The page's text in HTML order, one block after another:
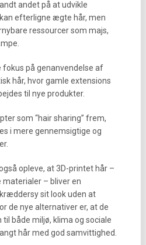
andet på at udvikle
efterligne ægte hår, men
ressourcer som majs,
fokus på genanvendelse af
hår, hvor gamle extensions
til nye produkter.
som “hair sharing” frem,
i mere gennemsigtige og
opleve, at 3D-printet hår –
– bliver en
sit look uden at
de nye alternativer er, at de
både miljø, klima og sociale
hår med god samvittighed.